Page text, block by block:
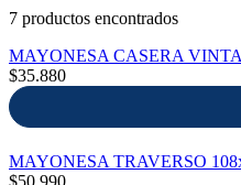
Información
7 productos encontrados
MAYONESA CASERA
$35.880
MAYONESA TRAVERSO